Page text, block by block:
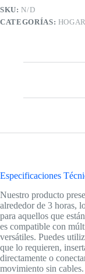
SKU:N/D
CATEGORÍAS:
Especificaciones
Nuestro producto
alrededor de 3 horas,
para aquellos que
es compatible con
versátiles. Puedes
que lo requieren,
directamente o
movimiento sin cables.